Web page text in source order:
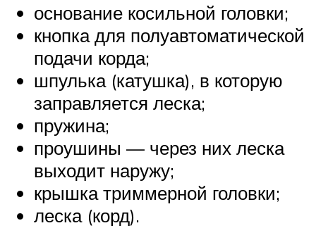
основание косильной головки;
кнопка для полуавтоматической
подачи корда;
шпулька (катушка), в которую
заправляется леска;
пружина;
проушины — через них леска
выходит наружу;
крышка триммерной головки;
леска (корд).